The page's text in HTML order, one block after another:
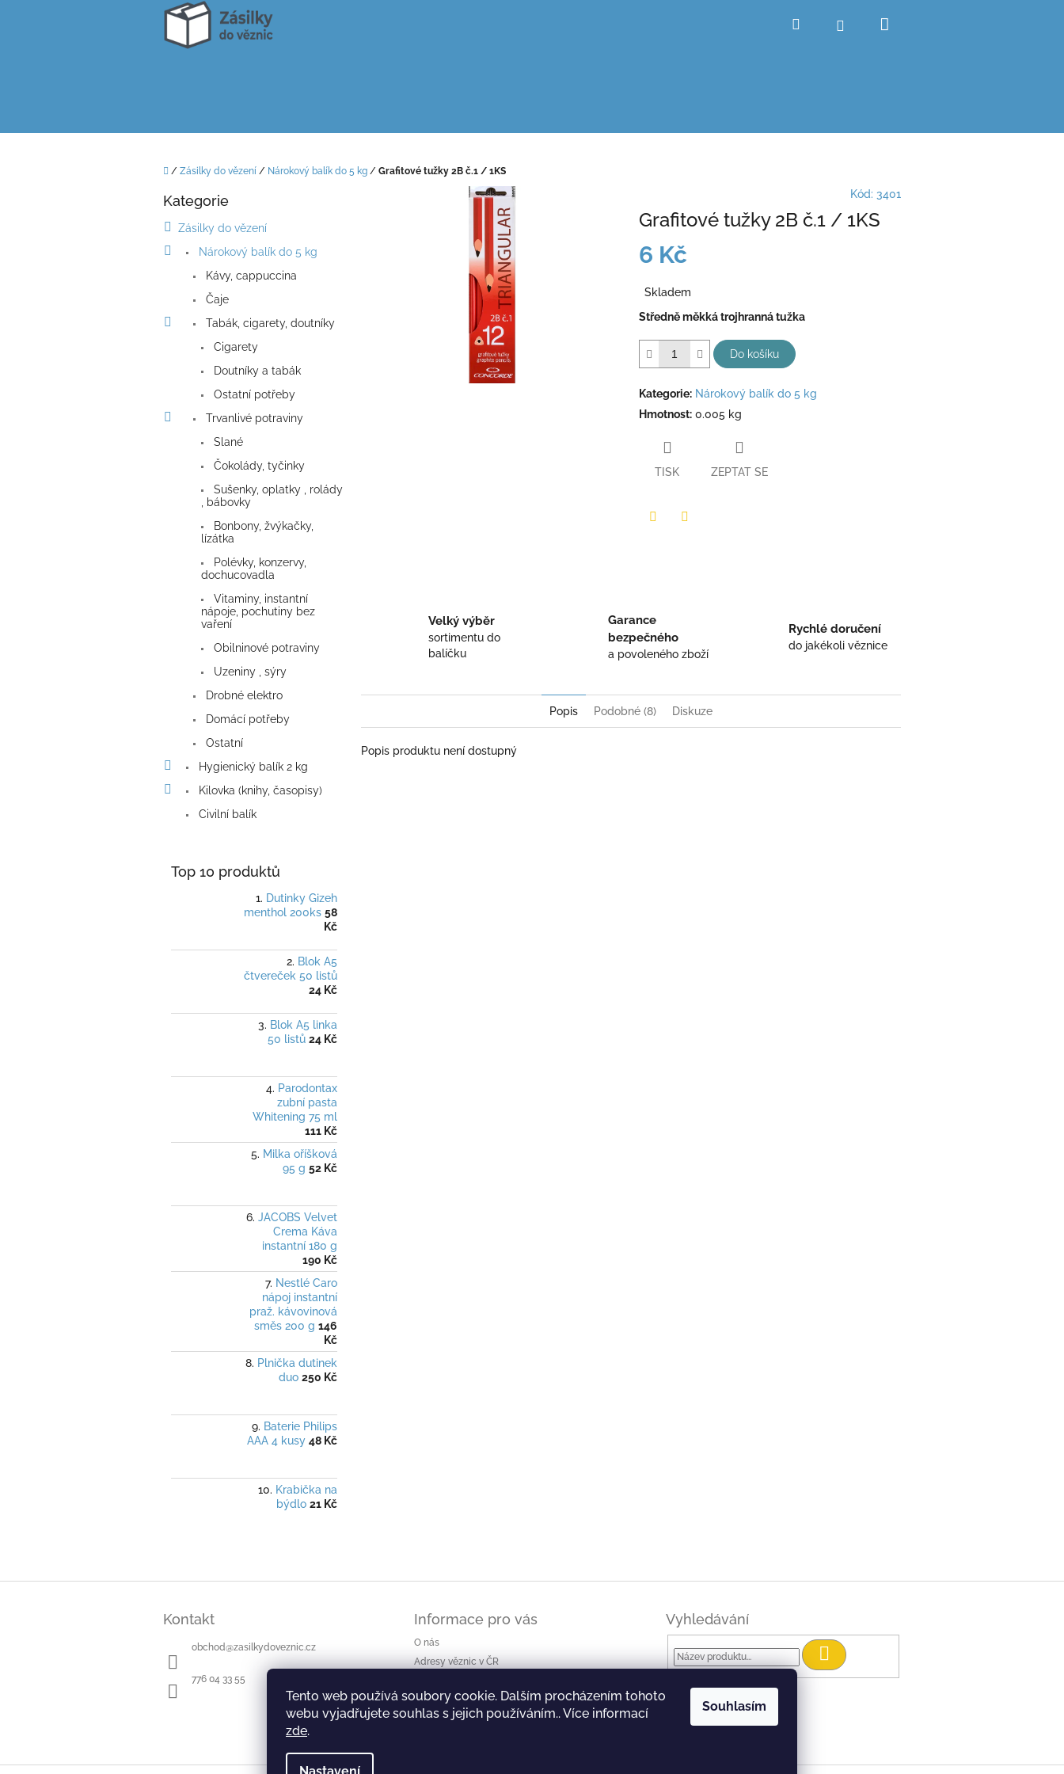
Tento web používá soubory cookie. Dalším procházením tohoto
webu vyjadřujete souhlas s jejich používáním.. Více informací
zde.
Souhlasím
Hledat Přihlášení
Domů
/ Zásilky do vězení / Nárokový balík do 5 kg / Grafitové tužky 2B č.1 / 1KS
Přeskočit
Kategorie
Zásilky do vězení
Nárokový balík do 5 kg
Kávy, cappuccina
Čaje
Tabák, cigarety, doutníky
Cigarety
Doutníky a tabák
Ostatní potřeby
Trvanlivé potraviny
Slané
Čokolády, tyčinky
Sušenky, oplatky , rolády
, bábovky
Bonbony, žvýkačky,
lízátka
Polévky, konzervy,
dochucovadla
Vitaminy, instantní
nápoje, pochutiny bez
vaření
Obilninové potraviny
Uzeniny , sýry
Drobné elektro
Domácí potřeby
Ostatní
Hygienický balík 2 kg
Kilovka (knihy, časopisy)
Civilní balík
Top 10 produktů
Dutinky Gizeh
menthol 200ks 58
Kč
Blok A5
čtvereček 50 listů
24 Kč
Blok A5 linka
50 listů 24 Kč
Parodontax
zubní pasta
Whitening 75 ml
111 Kč
Milka oříšková
95 g 52 Kč
JACOBS Velvet
Crema Káva
instantní 180 g
190 Kč
Nestlé Caro
nápoj instantní
praž. kávovinová
směs 200 g 146
Kč
Plnička dutinek
duo 250 Kč
Baterie Philips
AAA 4 kusy 48 Kč
Krabička na
býdlo 21 Kč
Kód: 3401
Grafitové tužky 2B č.1 / 1KS
6 Kč
cena:
Skladem
Středně měkká trojhranná tužka
Do košíku
Kategorie: Nárokový balík do 5 kg
Hmotnost: 0.005 kg
TISK ZEPTAT SE
Velký výběr
sortimentu do
balíčku
Garance
bezpečného
a povoleného zboží
Rychlé doručení
do jakékoli věznice
Popis Podobné (8) Diskuze
Popis produktu není dostupný
Kontakt
obchod@zasilkydoveznic.cz
776 04 33 55
Informace pro vás
O nás
Adresy věznic v ČR
Ke stažení
Obchodní podmínky
Vyhledávání
Hledat